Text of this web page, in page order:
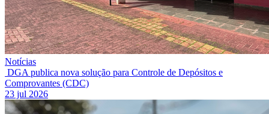
Notícias
DGA publica nova solução para Controle de Depósitos e
Comprovantes (CDC)
23 jul 2026